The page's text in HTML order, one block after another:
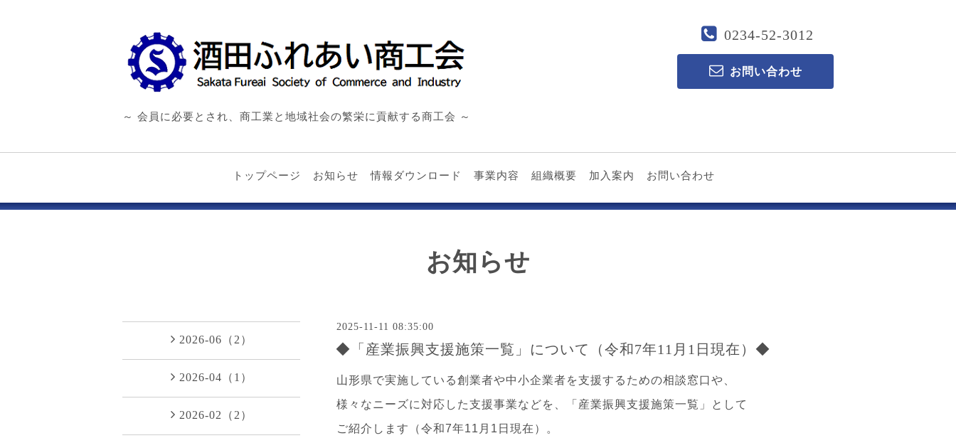
0234-52-3012
お問い合わせ
～ 会員に必要とされ、商工業と地域社会の繁栄に貢献する商工会 ～
トップページ お知らせ 情報ダウンロード 事業内容 組織概要 加入案内 お問い合わせ
お知らせ
2025-11-11 08:35:00
◆「産業振興支援施策一覧」について（令和7年11月1日現在）◆
山形県で実施している創業者や中小企業者を支援するための相談窓口や、
様々なニーズに対応した支援事業などを、「産業振興支援施策一覧」として
ご紹介します（令和7年11月1日現在）。
2026-06（2）
2026-04（1）
2026-02（2）